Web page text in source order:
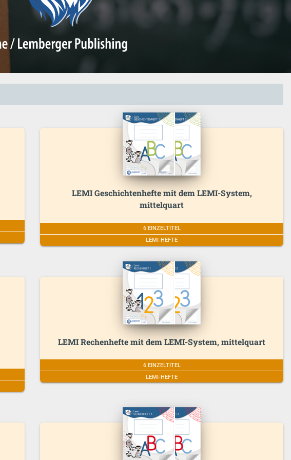
LEMI Geschichtenhefte mit dem LEMI-System,
mittelquart
6 EINZELTITEL
LEMI-HEFTE
LEMI Rechenhefte mit dem LEMI-System, mittelquart
6 EINZELTITEL
LEMI-HEFTE